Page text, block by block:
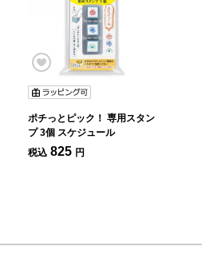
ポチっとピック！ 専用スタン
プ 3個 スケジュール
税込 825 円